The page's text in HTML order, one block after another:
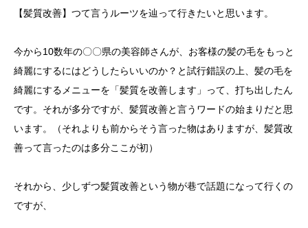
【髪質改善】つて言うルーツを辿って行きたいと思います。
今から10数年の〇〇県の美容師さんが、お客様の髪の毛をもっと
綺麗にするにはどうしたらいいのか？と試行錯誤の上、髪の毛を
綺麗にするメニューを「髪質を改善します」って、打ち出したん
です。それが多分ですが、髪質改善と言うワードの始まりだと思
います。（それよりも前からそう言った物はありますが、髪質改
善って言ったのは多分ここが初）
それから、少しずつ髪質改善という物が巷で話題になって行くの
ですが、